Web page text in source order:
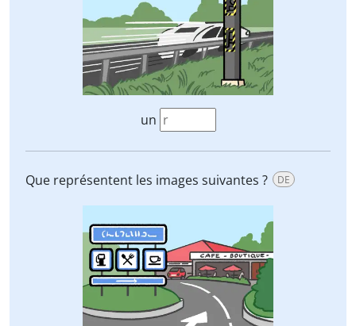
un
Que représentent les images suivantes ? DE